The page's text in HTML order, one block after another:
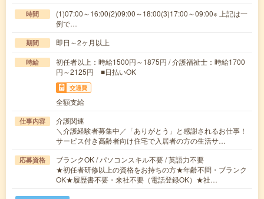
時間
(1)07:00～16:00(2)09:00～18:00(3)17:00～09:00※ 上記は一
例で…
期間 即日～2ヶ月以上
時給
初任者以上：時給1500円～1875円 / 介護福祉士：時給1700
円～2125円 ■日払いOK
交通費
全額支給
仕事内容
介護関連
＼介護経験者募集中／「ありがとう」と感謝されるお仕事！
サービス付き高齢者向け住宅で入居者の方の生活サ…
応募資格
ブランクOK / パソコンスキル不要 / 英語力不要
★初任者研修以上の資格をお持ちの方★年齢不問・ブランク
OK★履歴書不要・来社不要（電話登録OK）★社…